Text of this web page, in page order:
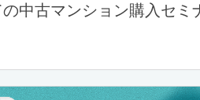
中古マンション購入セミ